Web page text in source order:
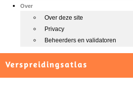
Over
Over deze site
Privacy
Beheerders en validatoren
Verspreidingsatlas